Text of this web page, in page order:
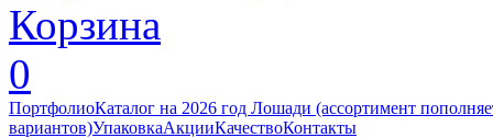
Корзина
0
ПортфолиоКаталог на 2026 год Лошади (ассортимент
вариантов)УпаковкаАкцииКачествоКонтакты